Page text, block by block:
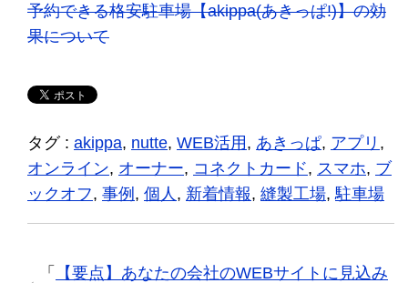
予約できる格安駐車場【akippa(あきっぱ!)】の効
果について
タグ : akippa, nutte, WEB活用 , あきっぱ, アプリ ,
オンライン, オーナー, コネクトカード, スマホ, ブ
ックオフ, 事例 , 個人 , 新着情報, 縫製工場,駐車場
「
【要点】あなたの会社のWEBサイトに見込み